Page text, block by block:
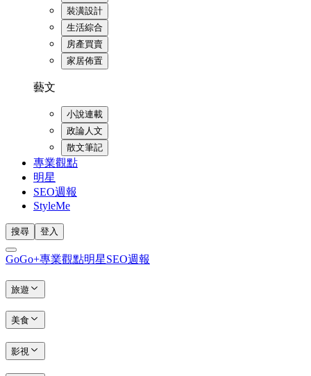
裝潢設計
生活綜合
房產買賣
家居佈置
藝文
小說連載
政論人文
散文筆記
專業觀點
明星
SEO週報
StyleMe
搜尋 登入
GoGo+專業觀點明星SEO週報
旅遊
美食
影視